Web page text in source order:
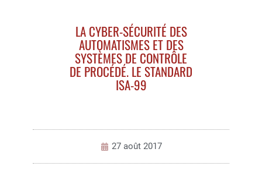
LA CYBER-SÉCURITÉ DES
AUTOMATISMES ET DES
SYSTÈMES DE CONTRÔLE
DE PROCÉDÉ. LE STANDARD
ISA-99
27 août 2017